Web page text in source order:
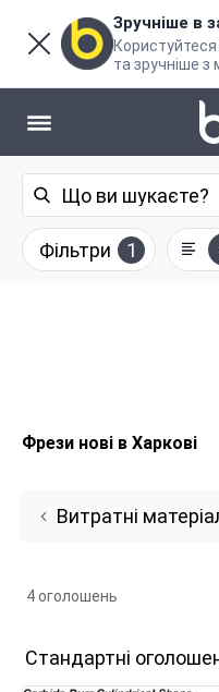
Зручніше в
та зручніше з
Фільтри 1
Фрези нові в Харкові
Витратні
4 оголошень
Стандартні